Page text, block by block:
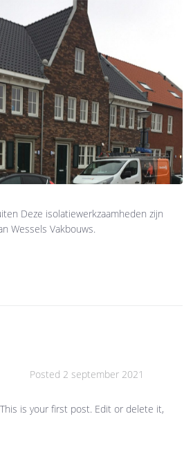
Deze isolatiewerkzaamheden zijn
Wessels Vakbouws.
Posted 2 september 2021
is your first post. Edit or delete it,